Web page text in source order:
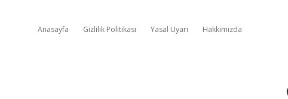
Anasayfa Gizlilik Politikası Yasal Uyarı Hakkımızda